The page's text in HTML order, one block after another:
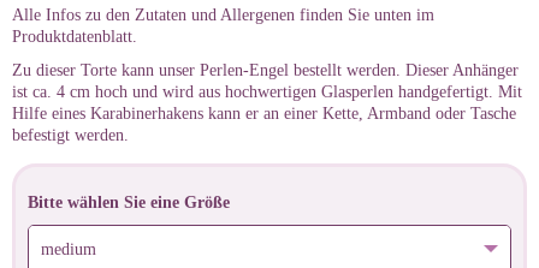
Alle Infos zu den Zutaten und Allergenen finden Sie unten im
Produktdatenblatt.
Zu dieser Torte kann unser Perlen-Engel bestellt werden. Dieser Anhänger
ist ca. 4 cm hoch und wird aus hochwertigen Glasperlen handgefertigt. Mit
Hilfe eines Karabinerhakens kann er an einer Kette, Armband oder Tasche
befestigt werden.
Bitte wählen Sie eine Größe
medium